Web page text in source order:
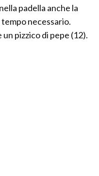
padella anche la
necessario.
pizzico di pepe (12).